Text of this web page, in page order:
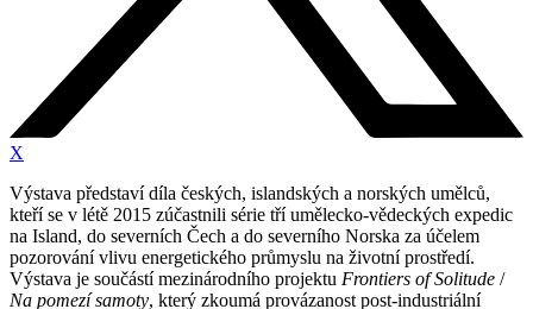
X
Výstava představí díla českých, islandských a norských umělců,
kteří se v létě 2015 zúčastnili série tří umělecko-vědeckých expedic
na Island, do severních Čech a do severního Norska za účelem
pozorování vlivu energetického průmyslu na životní prostředí.
Výstava je součástí mezinárodního projektu Frontiers of Solitude /
Na pomezí samoty, který zkoumá provázanost post-industriální